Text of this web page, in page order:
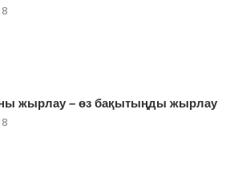
жырлау – өз бақытыңды жырлау